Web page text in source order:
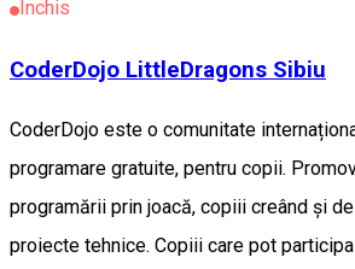
Închis
CoderDojo LittleDragons Sibiu
CoderDojo este o comunitate
programare gratuite, pentru copii.
programării prin joacă, copiii creând și
proiecte tehnice. Copiii care pot